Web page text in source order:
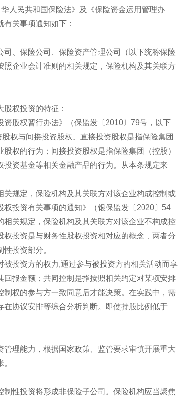
人民共和国保险法》及《保险资金运用管理办
关事项通知如下：
、保险公司、保险资产管理公司（以下统称保险
企业会计准则的相关规定，保险机构及其关联方
权投资的特征：
股权暂行办法》（保监发〔2010〕79号，以下
权与间接投资股权。直接投资股权是指保险集团
权的行为；间接投资股权是指保险集团（控股）
资基金等相关金融产品的行为。从本条规定来
规定，保险机构及其关联方对该企业构成控制或
投资有关事项的通知》（银保监发〔2020〕54
关规定，保险机构及其关联方对该企业不构成控
投资是与财务性股权投资相对应的概念，两者分
投资部分。
投资方的权力,通过参与被投资方的相关活动而享
报金额；共同控制是指按照相关约定对某项安排
权的参与方一致同意后才能决策。在实践中，需
协议安排等综合分析判断。即使持股比例低于
理能力，根据国家政策、监管要求审慎开展重大
性投资将形成非保险子公司。保险机构应当聚焦